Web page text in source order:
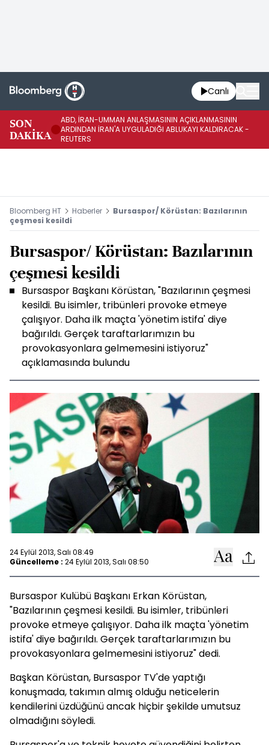
Canlı
SON
DAKİKA
ABD, İRAN-UMMAN ANLAŞMASININ AÇIKLANMASININ
ARDINDAN İRAN'A UYGULADIĞI ABLUKAYI KALDIRACAK -
REUTERS
Bloomberg HT Haberler
Bursaspor/ Körüstan: Bazılarının
çeşmesi kesildi
Bursaspor/ Körüstan: Bazılarının
çeşmesi kesildi
Bursaspor Başkanı Körüstan, "Bazılarının çeşmesi
kesildi. Bu isimler, tribünleri provoke etmeye
çalışıyor. Daha ilk maçta 'yönetim istifa' diye
bağırıldı. Gerçek taraftarlarımızın bu
provokasyonlara gelmemesini istiyoruz"
açıklamasında bulundu
24 Eylül 2013, Salı 08:49
Güncelleme : 24 Eylül 2013, Salı 08:50
Bursaspor Kulübü Başkanı Erkan Körüstan,
"Bazılarının çeşmesi kesildi. Bu isimler, tribünleri
provoke etmeye çalışıyor. Daha ilk maçta 'yönetim
istifa' diye bağırıldı. Gerçek taraftarlarımızın bu
provokasyonlara gelmemesini istiyoruz" dedi.
Başkan Körüstan, Bursaspor TV'de yaptığı
konuşmada, takımın almış olduğu neticelerin
kendilerini üzdüğünü ancak hiçbir şekilde umutsuz
olmadığını söyledi.